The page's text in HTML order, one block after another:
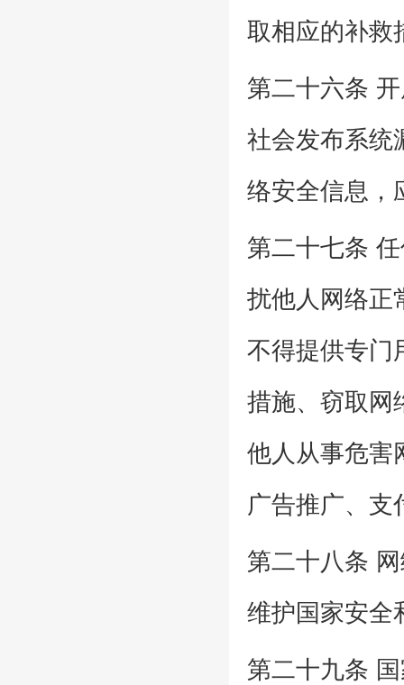
取相应的补救
第二十六条
社会发布系统
络安全信息，
第二十七条
扰他人网络正
不得提供专门
措施、窃取网
他人从事危害
广告推广、支
第二十八条
维护国家安全
第二十九条